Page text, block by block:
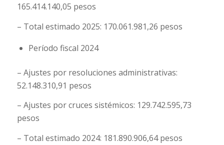
165.414.140,05 pesos
– Total estimado 2025: 170.061.981,26 pesos
Período fiscal 2024
– Ajustes por resoluciones administrativas:
52.148.310,91 pesos
– Ajustes por cruces sistémicos: 129.742.595,73
pesos
– Total estimado 2024: 181.890.906,64 pesos